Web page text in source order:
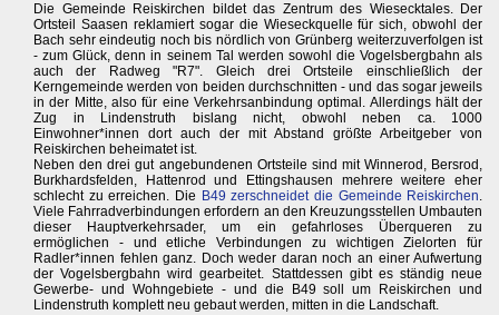
Die Gemeinde Reiskirchen bildet das Zentrum des Wiesecktales. Der
Ortsteil Saasen reklamiert sogar die Wieseckquelle für sich, obwohl der
Bach sehr eindeutig noch bis nördlich von Grünberg weiterzuverfolgen ist
- zum Glück, denn in seinem Tal werden sowohl die Vogelsbergbahn als
auch der Radweg "R7". Gleich drei Ortsteile einschließlich der
Kerngemeinde werden von beiden durchschnitten - und das sogar jeweils
in der Mitte, also für eine Verkehrsanbindung optimal. Allerdings hält der
Zug in Lindenstruth bislang nicht, obwohl neben ca. 1000
Einwohner*innen dort auch der mit Abstand größte Arbeitgeber von
Reiskirchen beheimatet ist.
Neben den drei gut angebundenen Ortsteile sind mit Winnerod, Bersrod,
Burkhardsfelden, Hattenrod und Ettingshausen mehrere weitere eher
schlecht zu erreichen. Die B49 zerschneidet die Gemeinde Reiskirchen.
Viele Fahrradverbindungen erfordern an den Kreuzungsstellen Umbauten
dieser Hauptverkehrsader, um ein gefahrloses Überqueren zu
ermöglichen - und etliche Verbindungen zu wichtigen Zielorten für
Radler*innen fehlen ganz. Doch weder daran noch an einer Aufwertung
der Vogelsbergbahn wird gearbeitet. Stattdessen gibt es ständig neue
Gewerbe- und Wohngebiete - und die B49 soll um Reiskirchen und
Lindenstruth komplett neu gebaut werden, mitten in die Landschaft.